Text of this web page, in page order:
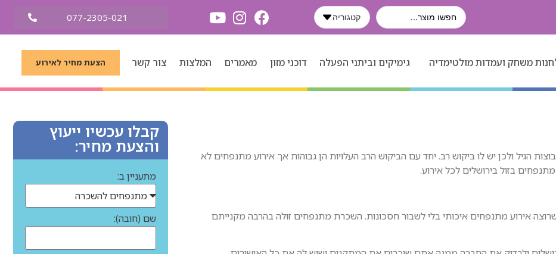
קטגוריה 077-2305-021
משחק ועמדות מולטימדיה גימיקים וביתני הפעלה דוכני מזון מאמרים המלצות צור קשר הצעת מחיר לאירוע
הגיל ולכן יש לו ביקוש רב. יחד עם הביקוש הרב העלויות הן גבוהות אך אירוע מתנפחים לא
בזול בירושלים לכל אירוע.
אירוע מתנפחים איכותי בלי לשבור חסכונות. השכרת מתנפחים זולה בהרבה מקנייתם
קבלו עכשיו ייעוץ
והצעת מחיר:
מתעניין ב:
שם (חובה):